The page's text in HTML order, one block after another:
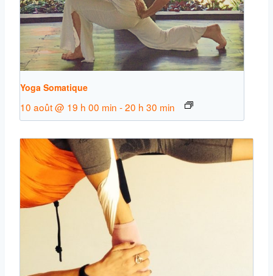
Yoga Somatique
10 août @ 19 h 00 min -20 h 30 min